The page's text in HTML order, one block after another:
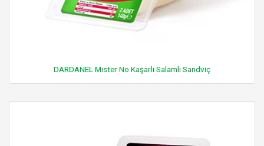
DARDANEL Mister No Kaşarlı Salamlı Sandviç